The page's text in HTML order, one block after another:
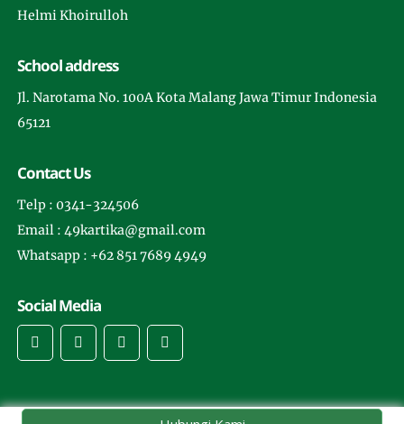
Helmi Khoirulloh
School address
Jl. Narotama No. 100A Kota Malang Jawa Timur Indonesia
65121
Contact Us
Telp : 0341-324506
Email : 49kartika@gmail.com
Whatsapp : +62 851 7689 4949
Social Media